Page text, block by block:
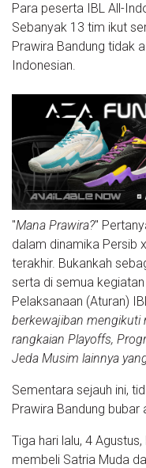
Para peserta IBL All-
Sebanyak 13 tim ikut
Prawira Bandung tidak
Indonesian.
"Mana Prawira?"
dalam dinamika Persib
terakhir. Bukankah
serta di semua
Pelaksanaan (Aturan)
berkewajiban mengikuti
rangkaian Playoffs,
Jeda Musim lainnya
Sementara sejauh ini,
Prawira Bandung bubar
Tiga hari lalu, 4
membeli Satria Muda